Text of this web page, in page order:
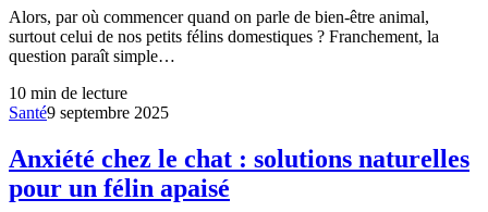
Alors, par où commencer quand on parle de bien-être animal,
surtout celui de nos petits félins domestiques ? Franchement, la
question paraît simple…
10 min de lecture
Santé9 septembre 2025
Anxiété chez le chat : solutions naturelles
pour un félin apaisé